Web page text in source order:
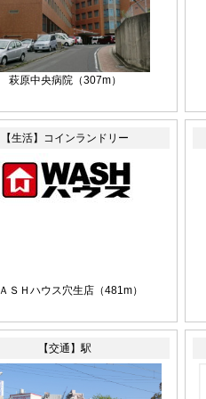
萩原中央病院（307m）
【生活】コインランドリー
ＳＨハウス穴生店（481m）
【交通】駅